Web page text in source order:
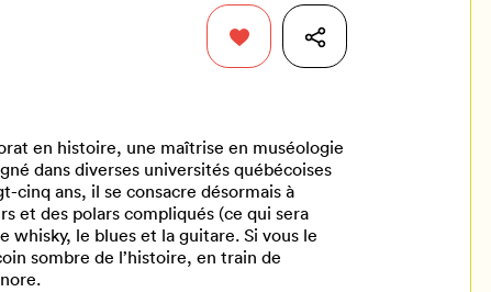
en histoire, une maîtrise en muséologie
dans diverses universités québécoises
ans, il se consacre désormais à
et des polars compliqués (ce qui sera
whisky, le blues et la guitare. Si vous le
sombre de l’histoire, en train de